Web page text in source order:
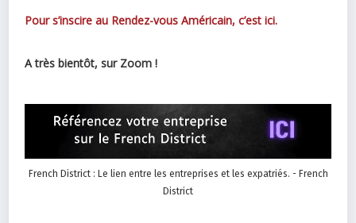
Pour s’inscire au Rendez-vous Américain, c’est ici.
A très bientôt, sur Zoom !
French District : Le lien entre les entreprises et les expatriés. - French
District